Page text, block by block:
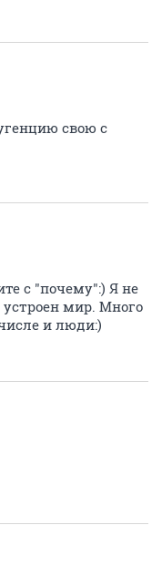
свою с
с "почему":) Я не
мир. Много
и люди:)